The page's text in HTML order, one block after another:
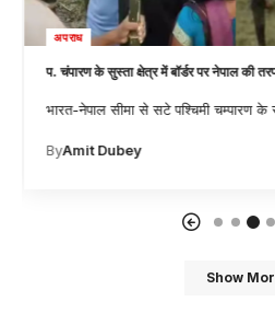
अपराध
प. चंपारण के सुस्ता क्षेत्र में बॉर्डर पर नेपाल की
भारत-नेपाल सीमा से सटे पश्चिमी
ByAmit Dubey
Show